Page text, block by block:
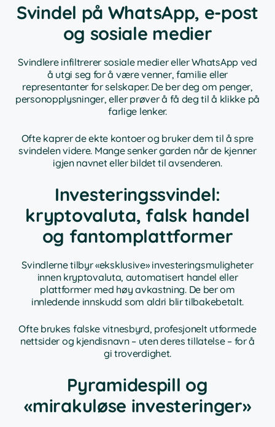
Svindel på WhatsApp, e-post
og sosiale medier
Svindlere infiltrerer sosiale medier eller WhatsApp ved
å utgi seg for å være venner, familie eller
representanter for selskaper. De ber deg om penger,
personopplysninger, eller prøver å få deg til å klikke på
farlige lenker.
Ofte kaprer de ekte kontoer og bruker dem til å spre
svindelen videre. Mange senker garden når de kjenner
igjen navnet eller bildet til avsenderen.
Investeringssvindel:
kryptovaluta, falsk handel
og fantomplattformer
Svindlerne tilbyr «eksklusive» investeringsmuligheter
innen kryptovaluta, automatisert handel eller
plattformer med høy avkastning. De ber om
innledende innskudd som aldri blir tilbakebetalt.
Ofte brukes falske vitnesbyrd, profesjonelt utformede
nettsider og kjendisnavn – uten deres tillatelse – for å
gi troverdighet.
Pyramidespill og
«mirakuløse investeringer»